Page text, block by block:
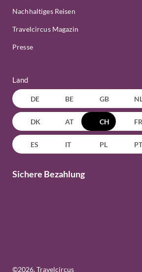
Nachhaltiges Reisen
Travelcircus Magazin
Presse
Land
DE BE GB
DK AT CH FR
ES IT PL PT
Sichere Bezahlung
©2026, Travelcircus